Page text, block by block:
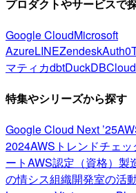
プロダクトやサービスで
Google CloudMicrosoft
AzureLINEZendeskAuth0
マティカdbtDuckDB
特集やシリーズから探す
Google Cloud Next ’25
2024AWSトレンドチェッ
ートAWS認定（資格） 製
の情シス組織開発室の活